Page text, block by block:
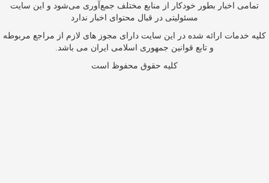
تمامی اخبار بطور خودکار از منابع مختلف جمع‌آوری می‌شود و این سایت
مسئولیتی در قبال محتوای اخبار ندارد
کلیه خدمات ارائه شده در این سایت دارای مجوز های لازم از مراجع مربوطه
و تابع قوانین جمهوری اسلامی ایران می باشد.
کلیه حقوق محفوظ است